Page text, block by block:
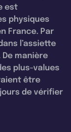
est
physiques
France. Par
l’assiette
manière
plus-values
être
de vérifier